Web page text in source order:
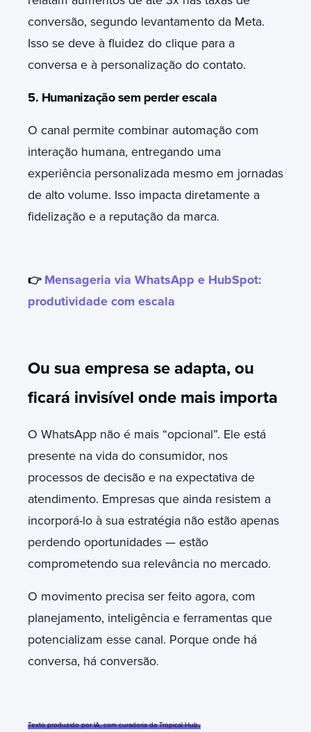
conversão, segundo levantamento da Meta.
Isso se deve à fluidez do clique para a
conversa e à personalização do contato.
5. Humanização sem perder escala
O canal permite combinar automação com
interação humana, entregando uma
experiência personalizada mesmo em jornadas
de alto volume. Isso impacta diretamente a
fidelização e a reputação da marca.
👉 Mensageria via WhatsApp e HubSpot:
produtividade com escala
Ou sua empresa se adapta, ou
ficará invisível onde mais importa
O WhatsApp não é mais “opcional”. Ele está
presente na vida do consumidor, nos
processos de decisão e na expectativa de
atendimento. Empresas que ainda resistem a
incorporá-lo à sua estratégia não estão apenas
perdendo oportunidades — estão
comprometendo sua relevância no mercado.
O movimento precisa ser feito agora, com
planejamento, inteligência e ferramentas que
potencializam esse canal. Porque onde há
conversa, há conversão.
Texto produzido por IA, com curadoria da Tropical Hub.